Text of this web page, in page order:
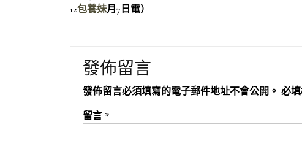
12包養妹月7日電）
發佈留言
發佈留言必須填寫的電子郵件地址不會公開。 必
留言 *